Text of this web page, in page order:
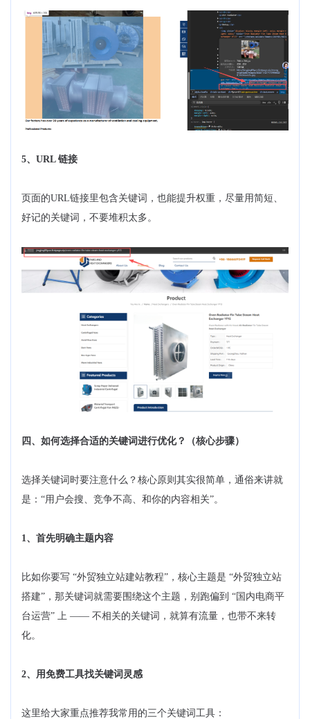
5、URL 链接
页面的URL链接里包含关键词，也能提升权重，尽量用简短、
好记的关键词，不要堆积太多。
四、如何选择合适的关键词进行优化？（核心步骤）
选择关键词时要注意什么？核心原则其实很简单，通俗来讲就
是：“用户会搜、竞争不高、和你的内容相关”。
1、首先明确主题内容
比如你要写 “外贸独立站建站教程”，核心主题是 “外贸独立站
搭建”，那关键词就需要围绕这个主题，别跑偏到 “国内电商平
台运营” 上 —— 不相关的关键词，就算有流量，也带不来转
化。
2、用免费工具找关键词灵感
这里给大家重点推荐我常用的三个关键词工具：